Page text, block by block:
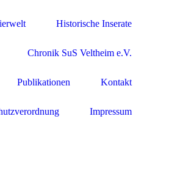
Historische Inserate
Chronik SuS Veltheim e.V.
Publikationen Kontakt
Impressum